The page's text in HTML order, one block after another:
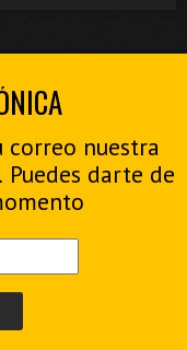
correo nuestra
darte de